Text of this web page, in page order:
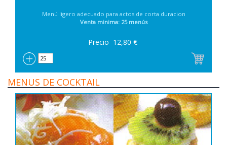
Menú ligero adecuado para actos de corta duracion
Venta minima: 25 menús
Precio 12,80 €
MENUS DE COCKTAIL